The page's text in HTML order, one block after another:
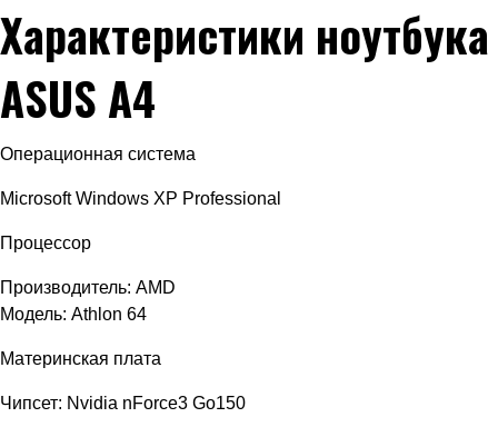
Характеристики ноутбука
ASUS A4
Операционная система
Microsoft Windows XP Professional
Процессор
Производитель: AMD
Модель: Athlon 64
Материнская плата
Чипсет: Nvidia nForce3 Go150